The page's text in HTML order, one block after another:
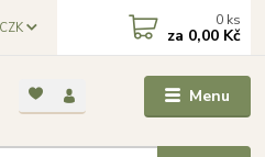
Menu
CZK 0 ks
za 0,00 Kč